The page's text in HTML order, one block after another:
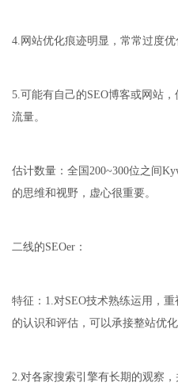
4.网站优化痕迹明显，常常过度优
5.可能有自己的SEO博客或网站
流量。
估计数量：全国200~300位之间
的思维和视野，虚心很重要。
二线的SEOer：
特征：1.对SEO技术熟练运用，
的认识和评估，可以承接整站优化
2.对各家搜索引擎有长期的观察